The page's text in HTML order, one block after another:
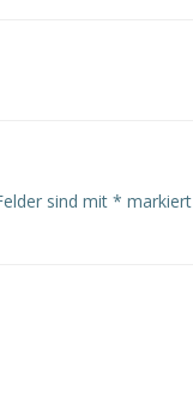
sind mit * markiert